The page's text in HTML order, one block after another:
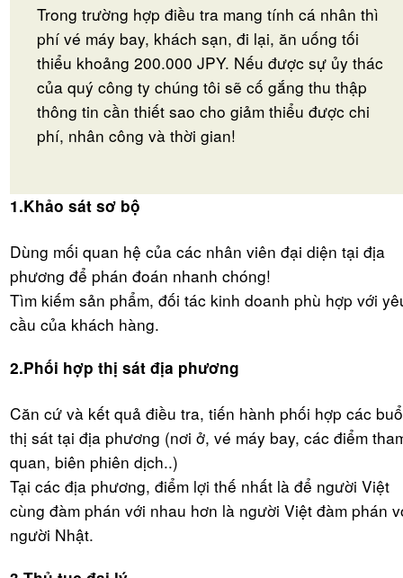
Trong trường hợp điều tra mang tính cá nhân thì
phí vé máy bay, khách sạn, đi lại, ăn uống tối
thiểu khoảng 200.000 JPY. Nếu được sự ủy thác
của quý công ty chúng tôi sẽ cố gắng thu thập
thông tin cần thiết sao cho giảm thiểu được chi
phí, nhân công và thời gian!
1.Khảo sát sơ bộ
Dùng mối quan hệ của các nhân viên đại diện tại địa
phương để phán đoán nhanh chóng!
Tìm kiếm sản phẩm, đối tác kinh doanh phù hợp với
cầu của khách hàng.
2.Phối hợp thị sát địa phương
Căn cứ và kết quả điều tra, tiến hành phối hợp các
thị sát tại địa phương (nơi ở, vé máy bay, các điểm
quan, biên phiên dịch..)
Tại các địa phương, điểm lợi thế nhất là để người Việt
cùng đàm phán với nhau hơn là người Việt đàm phán
người Nhật.